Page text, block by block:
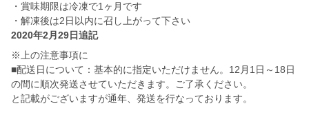
・賞味期限は冷凍で1ヶ月です
・解凍後は2日以内に召し上がって下さい
2020年2月29日追記
※上の注意事項に
■配送日について：基本的に指定いただけません。12月1日～18日
の間に順次発送させていただきます。ご了承ください。
と記載がございますが通年、発送を行なっております。